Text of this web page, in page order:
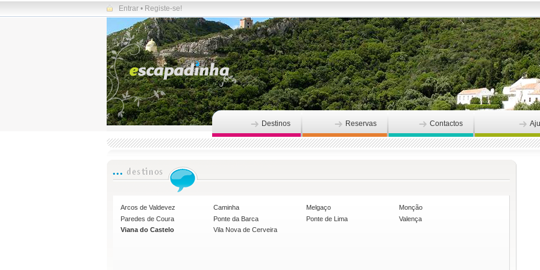
Entrar • Registe-se!
Destinos Reservas Contactos
Arcos de Valdevez Caminha Melgaço
Monção
Paredes de Coura
Ponte da Barca Ponte de Lima
Valença
Viana do Castelo
Vila Nova de Cerveira